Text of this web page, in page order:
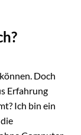
Doch
Erfahrung
Ich bin ein